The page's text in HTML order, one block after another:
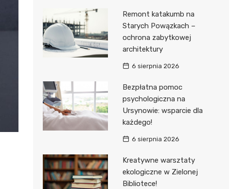
Remont katakumb na
Starych Powązkach –
ochrona zabytkowej
architektury
6 sierpnia 2026
Bezpłatna pomoc
psychologiczna na
Ursynowie: wsparcie dla
każdego!
6 sierpnia 2026
Kreatywne warsztaty
ekologiczne w Zielonej
Bibliotece!